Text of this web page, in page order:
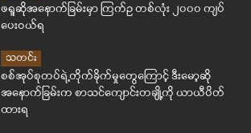
ဖရူဆိုအနောက်ခြမ်းမှာ ကြက်ဥ တစ်လုံး ၂၀၀၀ ကျပ်
ပေးဝယ်ရ
သတင်း
စစ်အုပ်စုတပ်ရဲ့တိုက်ခိုက်မှုတွေကြောင့် ဒီးမော့ဆို
အနောက်ခြမ်းက စာသင်ကျောင်းတချို့ကို ယာယီပိတ်
ထားရ